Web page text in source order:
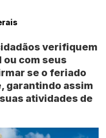
verifiquem
ou com seus
se o feriado
garantindo assim
atividades de